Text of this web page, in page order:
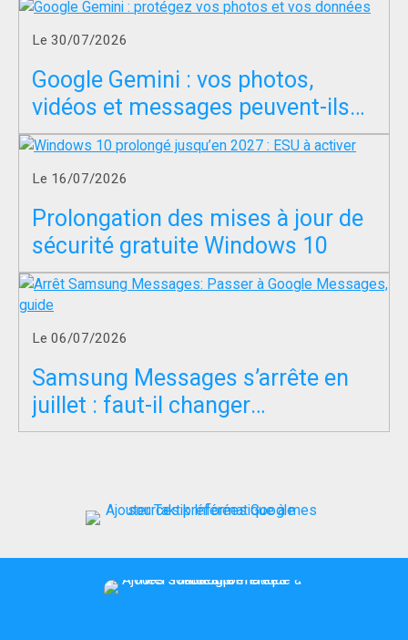
Le 30/07/2026
Google Gemini : vos photos,
vidéos et messages peuvent-ils
servir à entraîner l’IA ?
Le 16/07/2026
Prolongation des mises à jour de
sécurité gratuite Windows 10
Le 06/07/2026
Samsung Messages s’arrête en
juillet : faut-il changer
d’application SMS ?